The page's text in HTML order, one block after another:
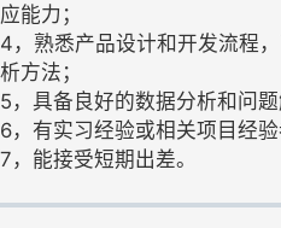
应能力；
4，熟悉产品设计和开发流程
析方法；
5，具备良好的数据分析和问题
6，有实习经验或相关项目经验
7，能接受短期出差。